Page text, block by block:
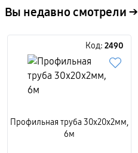
Вы недавно смотрели →
Код: 2490
Профильная труба 30x20x2мм,
6м